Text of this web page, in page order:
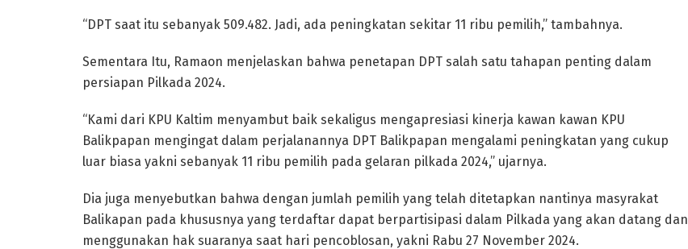
“DPT saat itu sebanyak 509.482. Jadi, ada peningkatan sekitar 11 ribu pemilih,” tambahnya.
Sementara Itu, Ramaon menjelaskan bahwa penetapan DPT salah satu tahapan penting dalam
persiapan Pilkada 2024.
“Kami dari KPU Kaltim menyambut baik sekaligus mengapresiasi kinerja kawan kawan KPU
Balikpapan mengingat dalam perjalanannya DPT Balikpapan mengalami peningkatan yang cukup
luar biasa yakni sebanyak 11 ribu pemilih pada gelaran pilkada 2024,” ujarnya.
Dia juga menyebutkan bahwa dengan jumlah pemilih yang telah ditetapkan nantinya masyrakat
Balikapan pada khususnya yang terdaftar dapat berpartisipasi dalam Pilkada yang akan datang dan
menggunakan hak suaranya saat hari pencoblosan, yakni Rabu 27 November 2024.